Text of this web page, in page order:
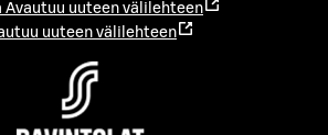
Avautuu uuteen välilehteen
uuteen välilehteen